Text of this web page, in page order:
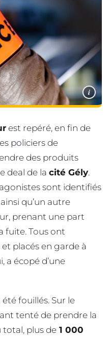
i
est repéré, en fin de
policiers de
des produits
deal de la cité Gély.
sont identifiés
qu’un autre
prenant une part
fuite. Tous ont
placés en garde à
a écopé d’une
fouillés. Sur le
tenté de prendre la
plus de 1 000